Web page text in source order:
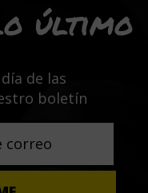
último
de las
boletín